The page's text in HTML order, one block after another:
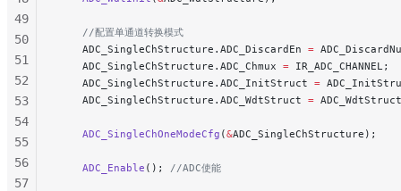
    //配置单通道转换模式
    ADC_SingleChStructure.ADC_DiscardEn
=
    ADC_SingleChStructure.ADC_Chmux
= IR_ADC_CHANNEL;
    ADC_SingleChStructure.ADC_InitStruct
=
    ADC_SingleChStructure.ADC_WdtStruct
=
    ADC_SingleChOneModeCfg
(&ADC_SingleChStructure);
    ADC_Enable
(); //ADC使能
49
50
51
52
53
54
55
56
57